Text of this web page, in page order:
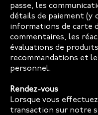
passe, les
détails de paiement (y
informations de carte
commentaires, les
évaluations de
recommandations et
personnel.
Rendez-vous
Lorsque vous
transaction sur notre